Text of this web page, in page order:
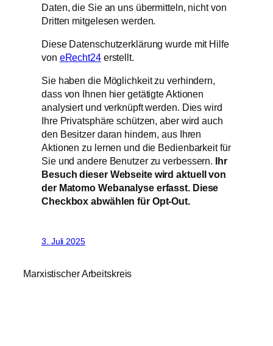
Daten, die Sie an uns übermitteln, nicht von
Dritten mitgelesen werden.
Diese Datenschutzerklärung wurde mit Hilfe
von eRecht24erstellt.
Sie haben die Möglichkeit zu verhindern,
dass von Ihnen hier getätigte Aktionen
analysiert und verknüpft werden. Dies wird
Ihre Privatsphäre schützen, aber wird auch
den Besitzer daran hindern, aus Ihren
Aktionen zu lernen und die Bedienbarkeit für
Sie und andere Benutzer zu verbessern. Ihr
Besuch dieser Webseite wird aktuell von
der Matomo Webanalyse erfasst. Diese
Checkbox abwählen für Opt-Out.
3. Juli 2025
Marxistischer Arbeitskreis